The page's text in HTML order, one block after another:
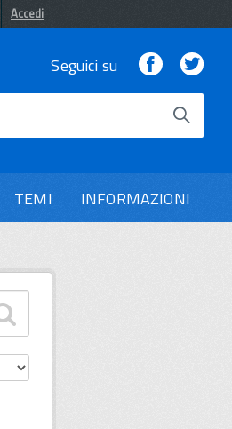
Accedi
Seguici su Facebook
TEMI INFORMAZIONI